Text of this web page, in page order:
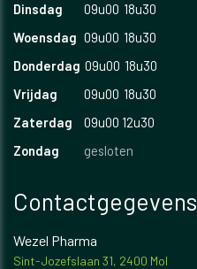
Dinsdag
09u00 18u30
Woensdag 09u00 18u30
Donderdag 09u00 18u30
Vrijdag
09u00 18u30
Zaterdag
09u00 12u30
Zondag
gesloten
Contactgegevens
Wezel Pharma
Sint-Jozefslaan 31, 2400 Mol